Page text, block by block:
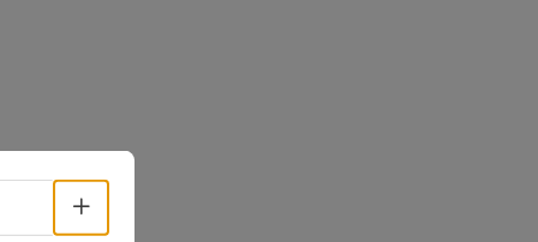
Volba jazyka - Otevřít menu